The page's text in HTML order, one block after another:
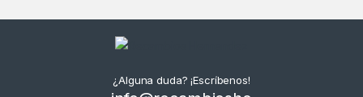
¿Alguna duda? ¡Escríbenos!